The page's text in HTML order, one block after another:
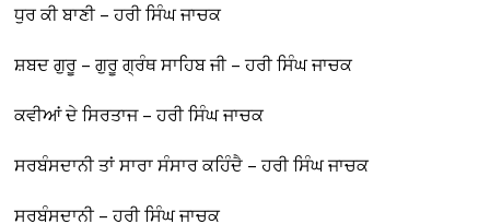
ਧੁਰ ਕੀ ਬਾਣੀ – ਹਰੀ ਸਿੰਘ ਜਾਚਕ
ਸ਼ਬਦ ਗੁਰੂ – ਗੁਰੂ ਗ੍ਰੰਥ ਸਾਹਿਬ ਜੀ – ਹਰੀ ਸਿੰਘ ਜਾਚਕ
ਕਵੀਆਂ ਦੇ ਸਿਰਤਾਜ – ਹਰੀ ਸਿੰਘ ਜਾਚਕ
ਸਰਬੰਸਦਾਨੀ ਤਾਂ ਸਾਰਾ ਸੰਸਾਰ ਕਹਿੰਦੈ – ਹਰੀ ਸਿੰਘ ਜਾਚਕ
ਸਰਬੰਸਦਾਨੀ – ਹਰੀ ਸਿੰਘ ਜਾਚਕ